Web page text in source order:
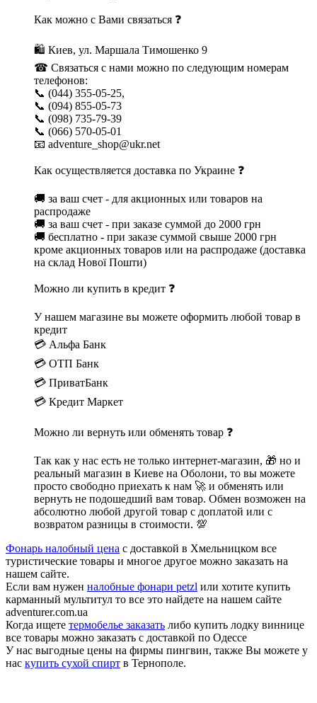
Как можно с Вами связаться ❓
🛍 Киев, ул. Маршала Тимошенко 9
☎ Связаться с нами можно по следующим номерам
телефонов:
📞 (044) 355-05-25,
📞 (094) 855-05-73
📞 (098) 735-79-39
📞 (066) 570-05-01
📧 adventure_shop@ukr.net
Как осуществляется доставка по Украине ❓
🚚 за ваш счет - для акционных или товаров на
распродаже
🚚 за ваш счет - при заказе суммой до 2000 грн
🚚 бесплатно - при заказе суммой свыше 2000 грн
кроме акционных товаров или на распродаже (доставка
на склад Нової Пошти)
Можно ли купить в кредит ❓
У нашем магазине вы можете оформить любой товар в
кредит
💳 Альфа Банк
💳 ОТП Банк
💳 ПриватБанк
💳 Кредит Маркет
Можно ли вернуть или обменять товар ❓
Так как у нас есть не только интернет-магазин, 🎁 но и
реальный магазин в Киеве на Оболони, то вы можете
просто свободно приехать к нам 🚀 и обменять или
вернуть не подошедший вам товар. Обмен возможен на
абсолютно любой другой товар с доплатой или с
возвратом разницы в стоимости. 💯
Фонарь налобный цена с доставкой в Хмельницком все
туристические товары и многое другое можно заказать на
нашем сайте.
Если вам нужен налобные фонари petzl или хотите купить
карманный мультитул то все это найдете на нашем сайте
adventurer.com.ua
Когда ищете термобелье заказать либо купить лодку виннице
все товары можно заказать с доставкой по Одессе
У нас выгодные цены на фирмы пингвин, также Вы можете у
нас купить сухой спирт в Тернополе.